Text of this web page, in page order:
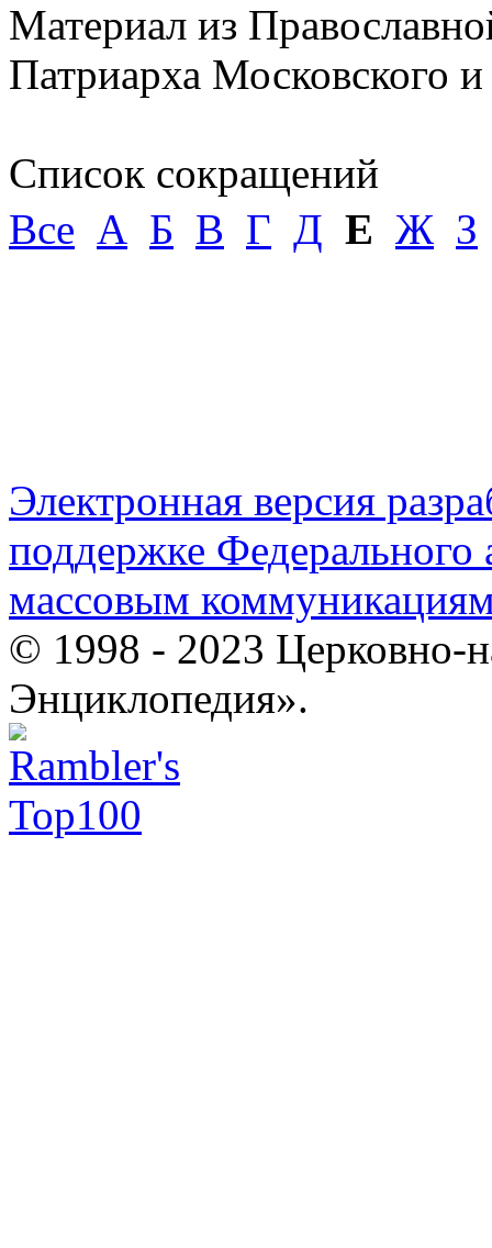
Материал из
Патриарха Московского
Список сокращений
Все А Б В Г Д Е Ж З
Электронная версия
поддержке Федерального
массовым
© 1998 - 2023 Церковно-
Энциклопедия».